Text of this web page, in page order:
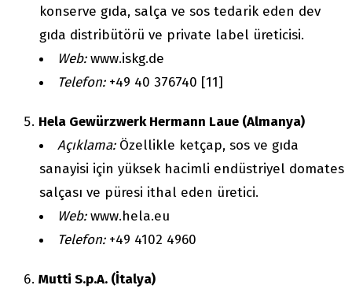
konserve gıda, salça ve sos tedarik eden dev
gıda distribütörü ve private label üreticisi.
Web:www.iskg.de
Telefon:+49 40 376740 [11]
Hela Gewürzwerk Hermann Laue (Almanya)
Açıklama:Özellikle ketçap, sos ve gıda
sanayisi için yüksek hacimli endüstriyel domates
salçası ve püresi ithal eden üretici.
Web:www.hela.eu
Telefon:+49 4102 4960
Mutti S.p.A. (İtalya)